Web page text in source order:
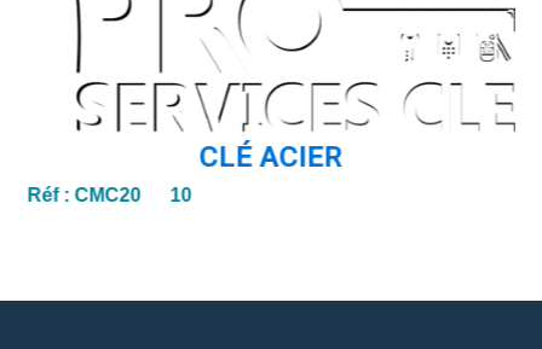
CLÉ ACIER
Réf :CMC20 10